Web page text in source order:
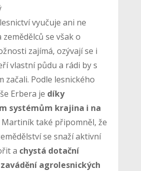
vyučuje ani ne
zemědělců se však o
zajímá, ozývají se i
vlastní půdu a rádi by s
začali. Podle lesnického
Erbera je díky
systémům krajina i na
Martiník také připomněl, že
se snaží aktivní
a chystá dotační
agrolesnických